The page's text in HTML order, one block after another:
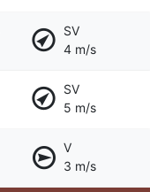
SV
4 m/s
SV
5 m/s
V
3 m/s